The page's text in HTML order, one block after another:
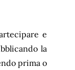
e
la
prima o